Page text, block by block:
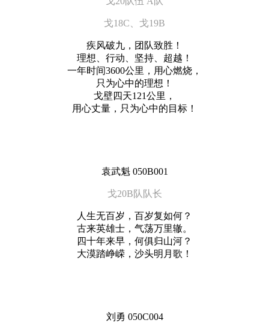
戈18C、戈19B
疾风破九，团队致胜！
理想、行动、坚持、超越！
一年时间3600公里，用心燃烧，
只为心中的理想！
戈壁四天121公里，
用心丈量，只为心中的目标！
袁武魁 050B001
戈20B队队长
人生无百岁，百岁复如何？
古来英雄士，气荡万里辙。
四十年来早，何俱归山河？
大漠踏峥嵘，沙头明月歌！
刘勇 050C004